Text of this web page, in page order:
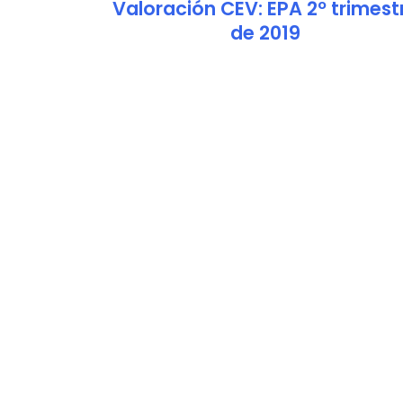
Valoración CEV: EPA 2º
de 2019